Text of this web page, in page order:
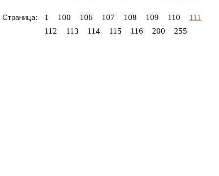
Страница: 1 100 106 107 108 109 110
111
112
113 114 115 116 200 255